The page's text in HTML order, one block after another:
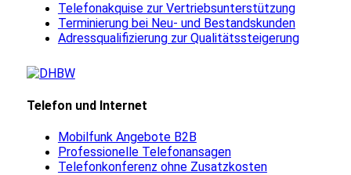
Telefonakquise zur Vertriebsunterstützung
Terminierung bei Neu- und Bestandskunden
Adressqualifizierung zur Qualitätssteigerung
Telefon und Internet
Mobilfunk Angebote B2B
Professionelle Telefonansagen
Telefonkonferenz ohne Zusatzkosten